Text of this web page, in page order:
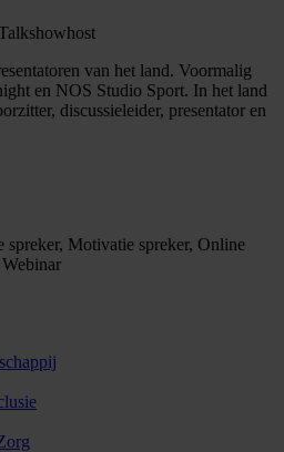
van het land. Voormalig
en NOS Studio Sport. In het land
discussieleider, presentator en
spreker, Motivatie spreker, Online